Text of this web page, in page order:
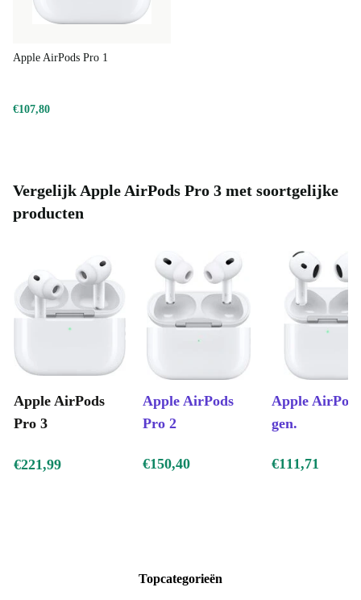
Apple AirPods Pro 1
€107,80
Vergelijk Apple AirPods Pro 3 met soortgelijke
producten
Apple AirPods
Pro 3
Apple AirPods
Pro 2
Apple
gen.
€221,99 €150,40 €111,71
Topcategorieën